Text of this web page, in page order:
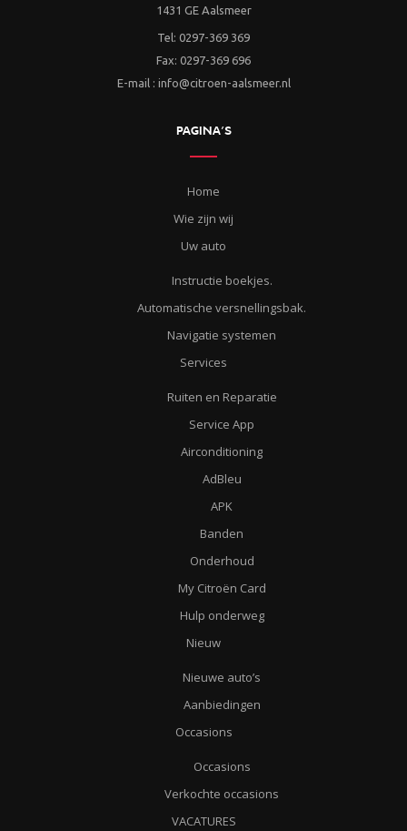
1431 GE Aalsmeer
Tel: 0297-369 369
Fax: 0297-369 696
E-mail : info@citroen-aalsmeer.nl
PAGINA’S
Home
Wie zijn wij
Uw auto
Instructie boekjes.
Automatische versnellingsbak.
Navigatie systemen
Services
Ruiten en Reparatie
Service App
Airconditioning
AdBleu
APK
Banden
Onderhoud
My Citroën Card
Hulp onderweg
Nieuw
Nieuwe auto’s
Aanbiedingen
Occasions
Occasions
Verkochte occasions
VACATURES